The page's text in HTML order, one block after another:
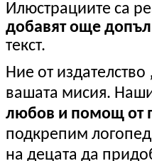
Илюстрациите са
добавят още
текст.
Ние от
вашата мисия.
любов и помощ от
подкрепим
на децата да